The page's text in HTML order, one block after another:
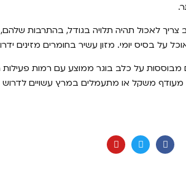
לאכול תהיה תלויה בגודל, בהתרבות
בסיס יומי. מזון עשיר בחומרים מזינים
מבוססות על כלב בוגר ממוצע עם רמות
מעודף משקל או מתעמלים במרץ עשויים לדרוש